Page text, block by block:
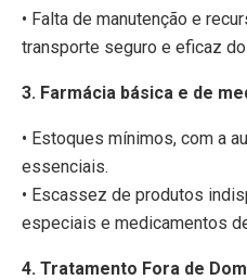
• Falta de manutenção e
transporte seguro e eficaz
3. Farmácia básica e de
• Estoques mínimos, com a
essenciais.
• Escassez de produtos
especiais e medicamentos
4. Tratamento Fora de